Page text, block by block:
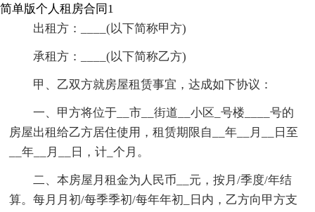
简单版个人租房合同1
出租方：____(以下简称甲方)
承租方：____(以下简称乙方)
甲、乙双方就房屋租赁事宜，达成如下协议：
一、甲方将位于__市__街道__小区_号楼____号的
房屋出租给乙方居住使用，租赁期限自__年__月__日至
__年__月__日，计_个月。
二、本房屋月租金为人民币__元，按月/季度/年结
算。每月月初/每季季初/每年年初_日内，乙方向甲方支